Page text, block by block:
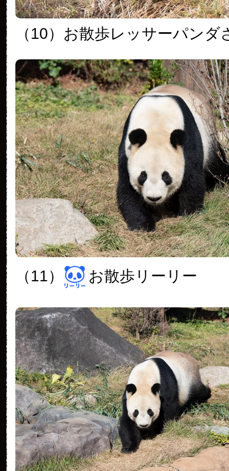
（10）お散歩レッサーパンダ
（11） お散歩リーリー